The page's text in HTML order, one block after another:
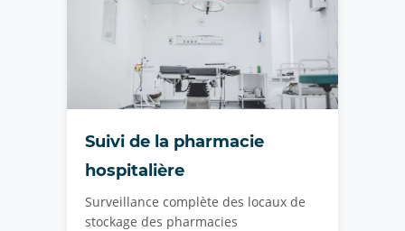
Suivi de la pharmacie
hospitalière
Surveillance complète des locaux de
stockage des pharmacies